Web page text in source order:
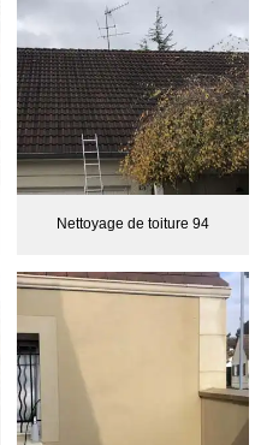
Nettoyage de toiture 94